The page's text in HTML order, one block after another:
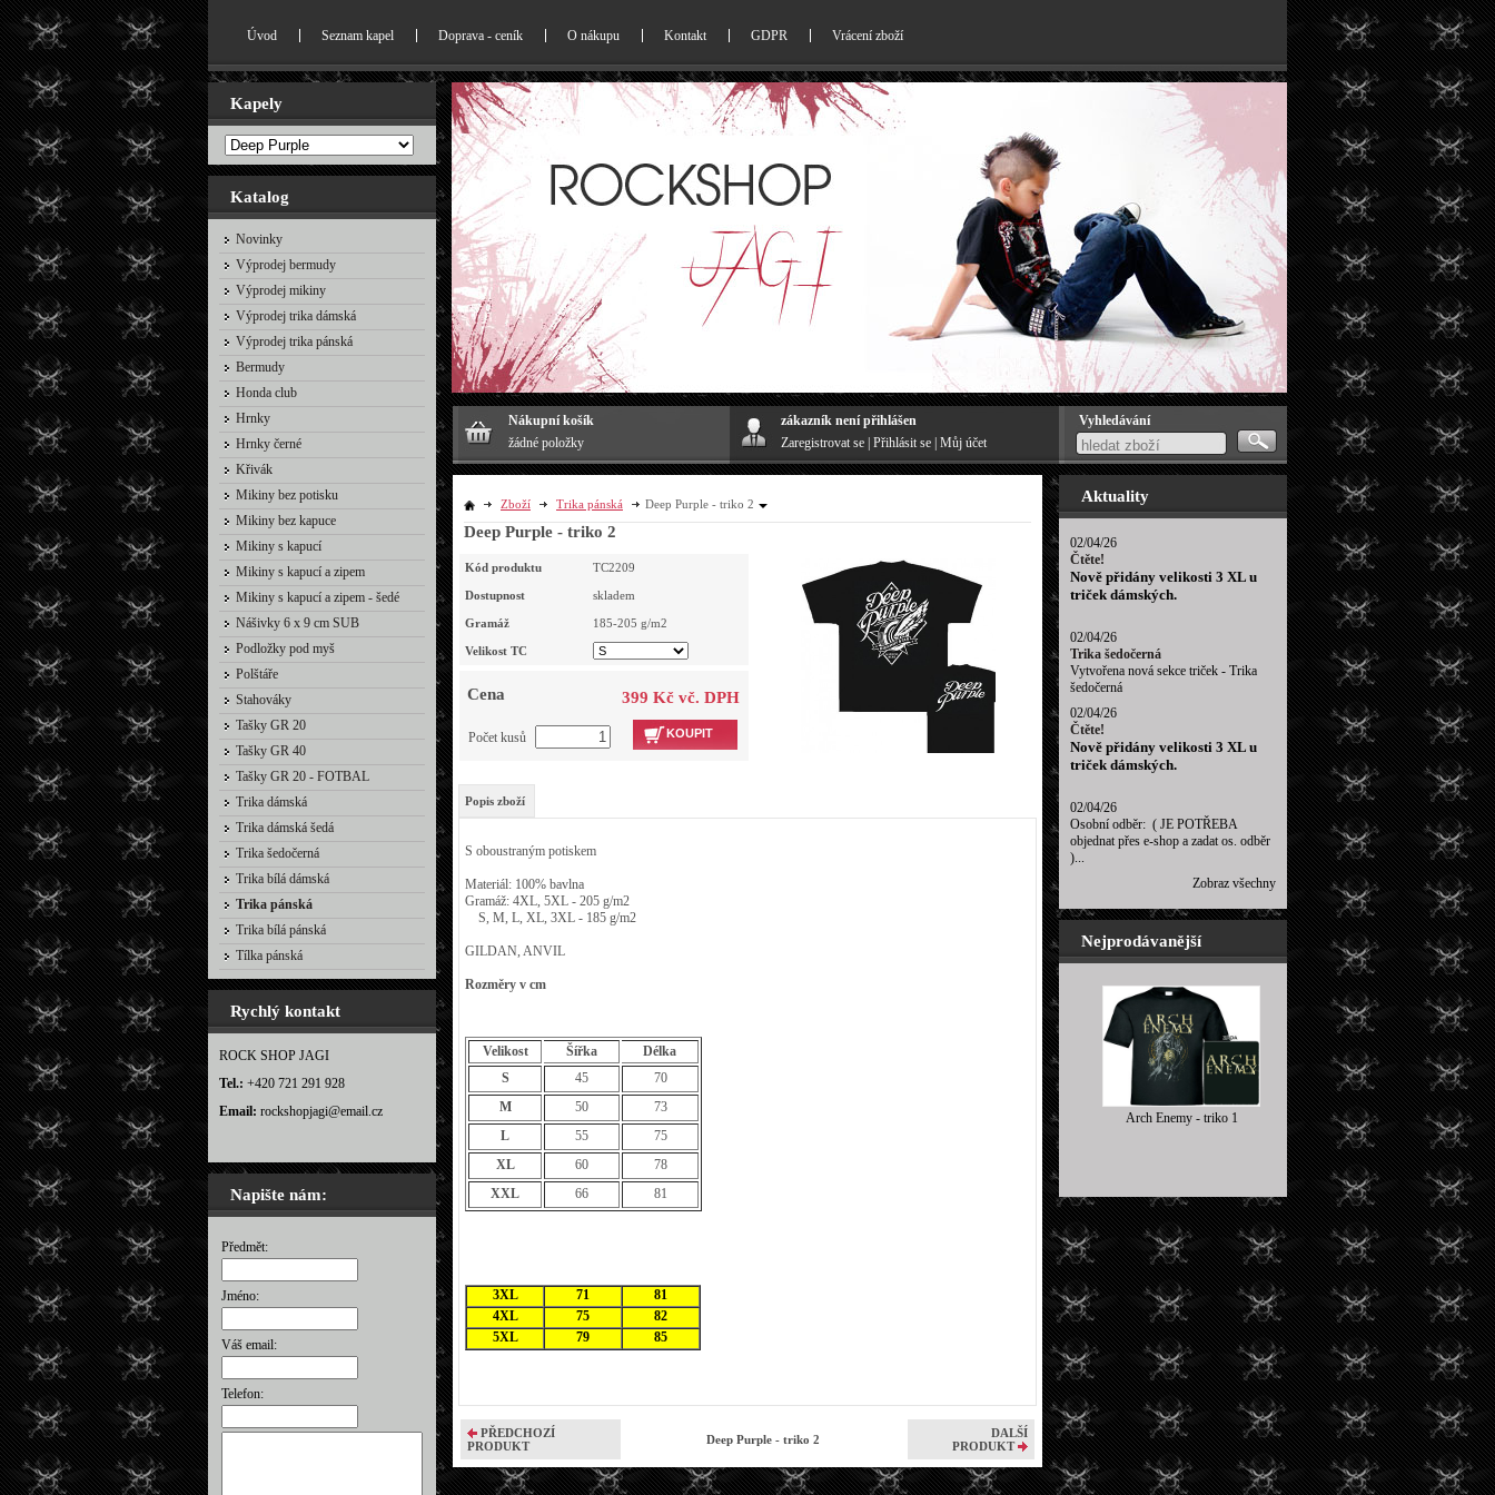
Kapely
Katalog
Novinky
Výprodej bermudy
Výprodej mikiny
Výprodej trika dámská
Výprodej trika pánská
Bermudy
Honda club
Hrnky
Hrnky černé
Křivák
Mikiny bez potisku
Mikiny bez kapuce
Mikiny s kapucí
Mikiny s kapucí a zipem
Mikiny s kapucí a zipem - šedé
Nášivky 6 x 9 cm SUB
Podložky pod myš
Polštáře
Stahováky
Tašky GR 20
Tašky GR 40
Tašky GR 20 - FOTBAL
Trika dámská
Trika dámská šedá
Trika šedočerná
Trika bílá dámská
Trika pánská
Trika bílá pánská
Tílka pánská
Rychlý kontakt
ROCK SHOP JAGI
Tel.: +420 721 291 928
Email: rockshopjagi@email.cz
Napište nám:
Předmět:
Jméno:
Váš email:
Telefon:
Zboží Trika pánská Deep Purple - triko 2
Deep Purple - triko 2
Kód produktu TC2209
Dostupnost skladem
Gramáž 185-205 g/m2
Velikost TC
Cena 399 Kč vč. DPH
KOUPIT
Počet kusů
Popis zboží
S oboustraným potiskem
Materiál: 100% bavlna
Gramáž: 4XL, 5XL - 205 g/m2
S, M, L, XL, 3XL - 185 g/m2
GILDAN, ANVIL
Rozměry v cm
Velikost Šířka
Délka
S
45
70
M
50
73
L
55
75
XL
60
78
XXL
66 81
3XL 71
81
4XL
75
82
5XL
79 85
PŘEDCHOZÍ
PRODUKT
Deep Purple - triko 2
DALŠÍ
PRODUKT
Aktuality
02/04/26
Čtěte!
Nově přidány velikosti 3 XL u
triček dámských.
02/04/26
Trika šedočerná
Vytvořena nová sekce triček - Trika
šedočerná
02/04/26
Čtěte!
Nově přidány velikosti 3 XL u
triček dámských.
02/04/26
Osobní odběr: ( JE POTŘEBA
objednat přes e-shop a zadat os. odběr
)...
Zobraz všechny
Nejprodávanější
Arch Enemy - triko 1
Úvod Seznam kapel Doprava - ceník O nákupu Kontakt GDPR Vrácení zboží
Nákupní košík
žádné položky
zákazník není přihlášen
Zaregistrovat se Přihlásit se Můj účet
Vyhledávání